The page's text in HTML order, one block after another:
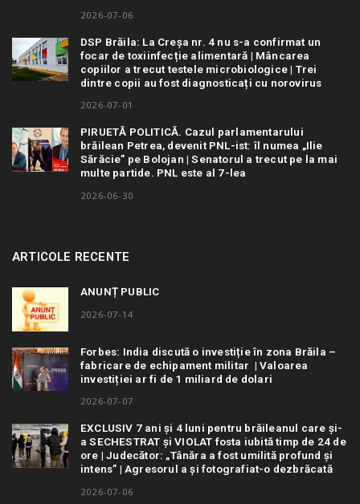
2026-07-06
DSP Brăila: La Creșa nr. 4 nu s-a confirmat un
focar de toxiinfecție alimentară | Mâncarea
copiilor a trecut testele microbiologice | Trei
dintre copii au fost diagnosticați cu norovirus
2026-07-01
PIRUETĂ POLITICĂ. Cazul parlamentarului
brăilean Petrea, devenit PNL-ist: îl numea „Ilie
Sărăcie” pe Bolojan | Senatorul a trecut pe la mai
multe partide. PNL este al 7-lea
2026-06-30
ARTICOLE RECENTE
ANUNȚ PUBLIC
2026-07-14
Forbes: India discută o investiție în zona Brăila –
fabricare de echipament militar | Valoarea
investiției ar fi de 1 miliard de dolari
2026-07-07
EXCLUSIV 7 ani și 4 luni pentru brăileanul care și-
a SECHESTRAT și VIOLAT fosta iubită timp de 24 de
ore | Judecător: „Tânăra a fost umilită profund și
intens” | Agresorul a și fotografiat-o dezbrăcată
2026-07-06